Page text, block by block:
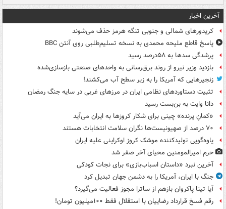
آخرین اخبار
کریدورهای شمالی و جنوبی تنگه هرمز حذف می‌شوند
پاسخ قاطع ملیحه محمدی به نسخه تسلیم‌طلبی روی آنتن BBC
پرشدگی سدها به ۵۸درصد رسید
بازدید وزیر نیرو از روند برق‌رسانی به واحدهای صنعتی بازسازی‌شده
زنجیرهایی که آمریکا را به زیر سطح آب می‌کشند!
تثبیت دستاوردهای نظامی ایران در مرزهای غربی در سایه جنگ رمضان
دانا وایت به بن‌بست رسید
«کمانِ پرنده» چینی برای شکار کروزها به ایران می‌آید
۷۰ درصد از صهیونیست‌ها نگران سلامت انتخابات هستند
یاوه‌گویی تولیدکننده موشک کروز اوکراینی علیه ایران
حرم امیرالمومنین محیای آخر صفر شد
آخرین نبرد «داستان اسباب‌بازی» برای نجات کودکی
جنگ با ایران، آمریکا را به دشمن جهان تبدیل کرد
آیا تینا پاکروان بازهم از ساترا مجوز فعالیت می‌گیرد؟
رقم فسخ قرارداد رضاییان با استقلال فقط ۱۰۰میلیون تومان!